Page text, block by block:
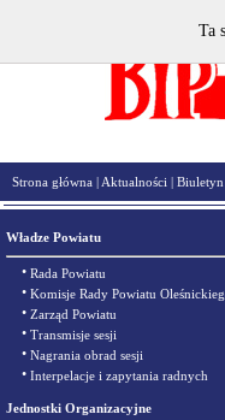
Strona główna | Aktualności |
Władze Powiatu
• Rada Powiatu
• Komisje Rady Powiatu
• Zarząd Powiatu
• Transmisje sesji
• Nagrania obrad sesji
• Interpelacje i zapytania radnych
Jednostki Organizacyjne
Ta